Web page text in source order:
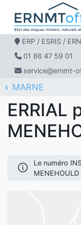
ERP / ESRIS /
01 86 47 59 01
service@ernmt-
ERNMT Officiel
ERRIAL
MARNE
SAINTE MENEHOULD
ERRIAL
Le numéro